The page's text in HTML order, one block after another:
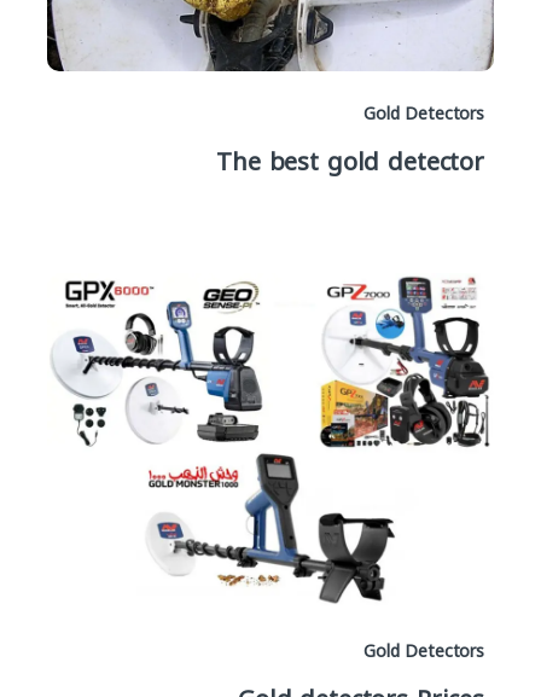
Gold Detectors
The best gold detector
Gold Detectors